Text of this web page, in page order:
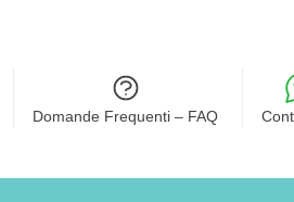
Domande Frequenti – FAQ